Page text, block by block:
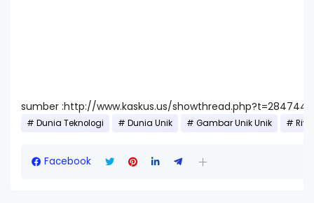
sumber :http://www.kaskus.us/showthread.php?t=2847442
Dunia Teknologi Dunia Unik Gambar Unik Unik Riva
Facebook